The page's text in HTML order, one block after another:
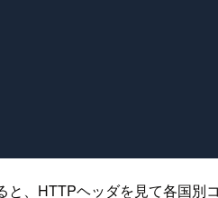
と、HTTPヘッダを見て各国別